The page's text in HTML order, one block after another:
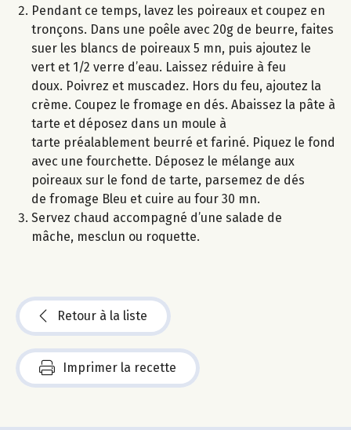
Pendant ce temps, lavez les poireaux et coupez en
tronçons. Dans une poêle avec 20g de beurre, faites
suer les blancs de poireaux 5 mn, puis ajoutez le
vert et 1/2 verre d’eau. Laissez réduire à feu
doux. Poivrez et muscadez. Hors du feu, ajoutez la
crème. Coupez le fromage en dés. Abaissez la pâte à
tarte et déposez dans un moule à
tarte préalablement beurré et fariné. Piquez le fond
avec une fourchette. Déposez le mélange aux
poireaux sur le fond de tarte, parsemez de dés
de fromage Bleu et cuire au four 30 mn.
Servez chaud accompagné d’une salade de
mâche, mesclun ou roquette.
Retour à la liste
Imprimer la recette